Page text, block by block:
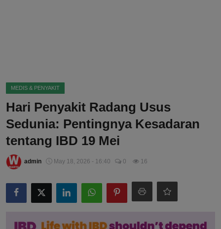
MEDIS & PENYAKIT
Hari Penyakit Radang Usus
Sedunia: Pentingnya Kesadaran
tentang IBD 19 Mei
admin May 18, 2026 - 16:40 0 16